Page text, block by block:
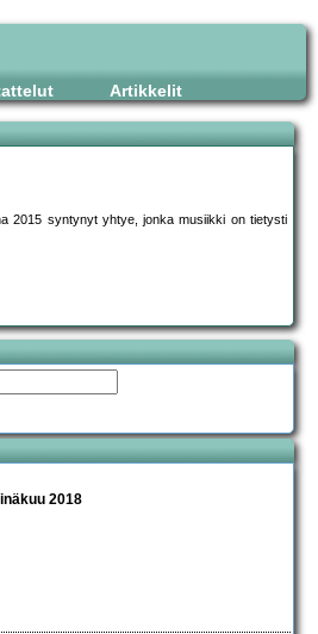
Artikkelit
2015 syntynyt yhtye, jonka musiikki on tietysti
2018